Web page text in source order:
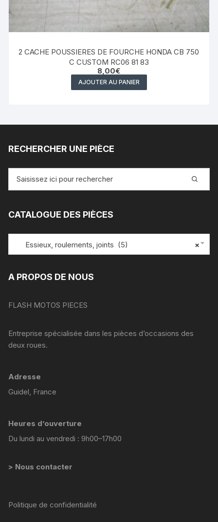
2 CACHE POUSSIERES DE FOURCHE HONDA CB 750
C CUSTOM RC06 81 83
8,00€
AJOUTER AU PANIER
RECHERCHER UNE PIÈCE
pour
CATALOGUE DES PIÈCES
×
Essieux, roulements, joints (5)
A PROPOS DE NOUS
FLASH MOTOS PIECES
Entreprise spécialisée dans les pièces d’occasions des
deux roues.
Adresse
Guidel, France
Heures d’ouverture
Du lundi au vendredi : 9h00–17h00
> Nous contacter
Politique de confidentialité